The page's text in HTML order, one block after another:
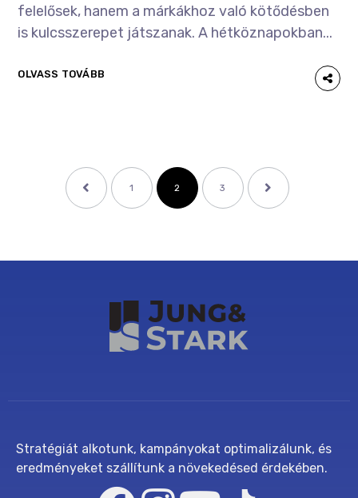
felelősek, hanem a márkákhoz való kötődésben
is kulcsszerepet játszanak. A hétköznapokban...
OLVASS TOVÁBB
1 2 3
Stratégiát alkotunk, kampányokat optimalizálunk, és
eredményeket szállítunk a növekedésed érdekében.